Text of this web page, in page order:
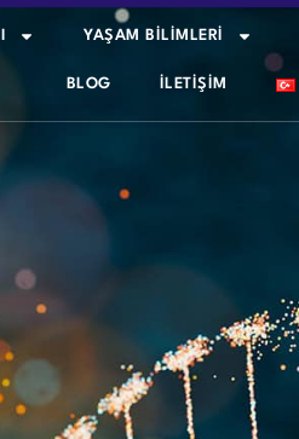
YAŞAM BİLİMLERİ
BLOG İLETIŞIM